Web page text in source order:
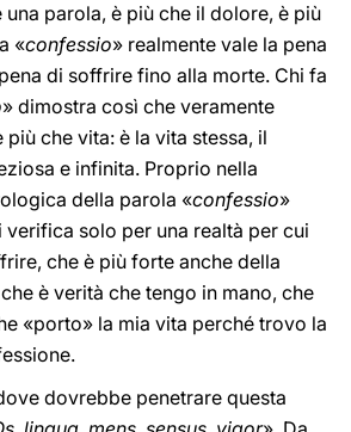
una parola, è più che il dolore, è più
«confessio» realmente vale la pena
di soffrire fino alla morte. Chi fa
» dimostra così che veramente
che vita: è la vita stessa, il
e infinita. Proprio nella
della parola «confessio»
verifica solo per una realtà per cui
che è più forte anche della
è verità che tengo in mano, che
«porto» la mia vita perché trovo la
dovrebbe penetrare questa